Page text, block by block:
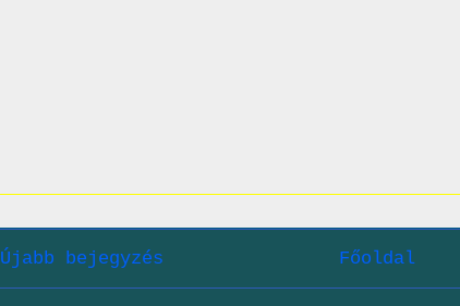
Újabb bejegyzés Főoldal